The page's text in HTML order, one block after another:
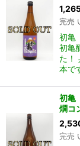
完売
初亀
初亀
た！
本で
初亀
燗コ
完売